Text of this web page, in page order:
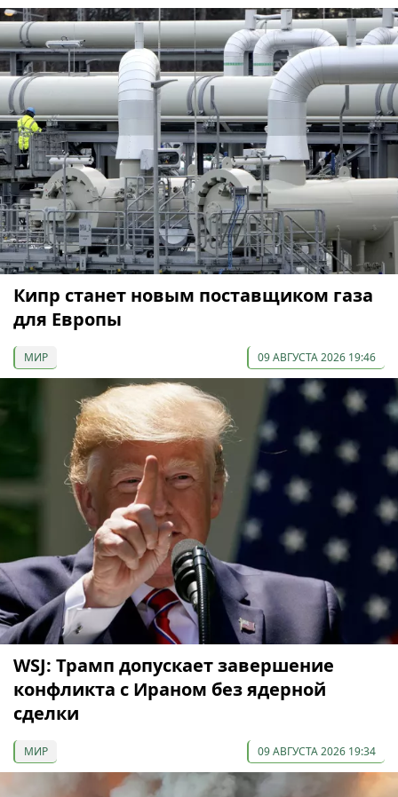
Кипр станет новым поставщиком газа
для Европы
МИР 09 АВГУСТА 2026 19:46
WSJ: Трамп допускает завершение
конфликта с Ираном без ядерной
сделки
МИР 09 АВГУСТА 2026 19:34